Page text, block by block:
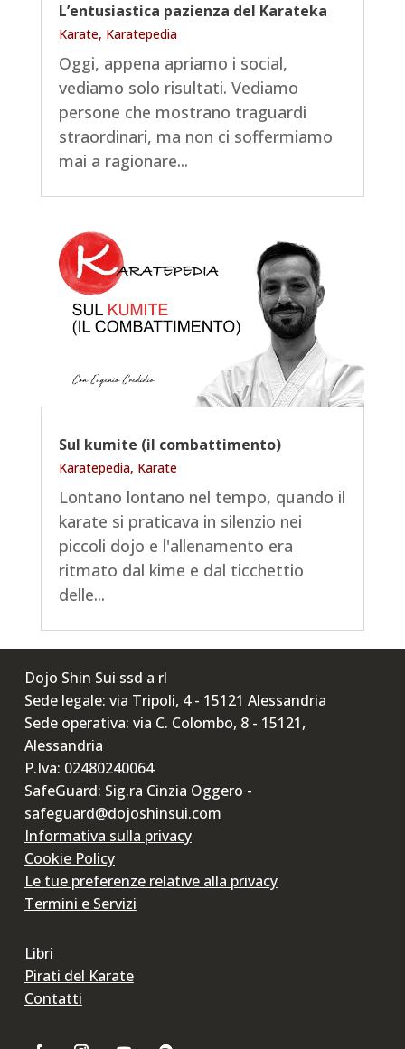
L’entusiastica pazienza del Karateka
Karate, Karatepedia
Oggi, appena apriamo i social,
vediamo solo risultati. Vediamo
persone che mostrano traguardi
straordinari, ma non ci soffermiamo
mai a ragionare...
Sul kumite (il combattimento)
Karatepedia, Karate
Lontano lontano nel tempo, quando il
karate si praticava in silenzio nei
piccoli dojo e l'allenamento era
ritmato dal kime e dal ticchettio
delle...
Dojo Shin Sui ssd a rl
Sede legale: via Tripoli, 4 - 15121 Alessandria
Sede operativa: via C. Colombo, 8 - 15121,
Alessandria
P.Iva: 02480240064
SafeGuard: Sig.ra Cinzia Oggero -
safeguard@dojoshinsui.com
Informativa sulla privacy
Cookie Policy
Le tue preferenze relative alla privacy
Termini e Servizi
Libri
Pirati del Karate
Contatti